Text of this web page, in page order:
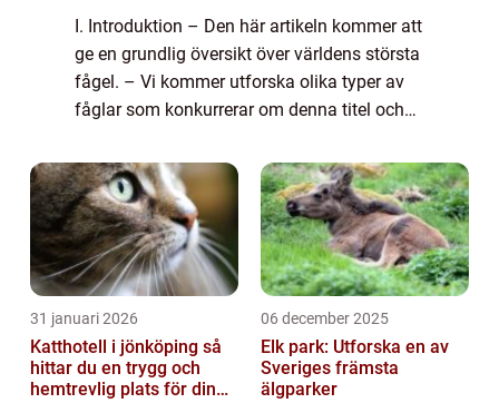
I. Introduktion – Den här artikeln kommer att
ge en grundlig översikt över världens största
fågel. – Vi kommer utforska olika typer av
fåglar som konkurrerar om denna titel och
särdrag. – Dessuto...
31 januari 2026
Katthotell i jönköping så
hittar du en trygg och
hemtrevlig plats för din
06 december 2025
Elk park: Utforska en av
Sveriges främsta
älgparker